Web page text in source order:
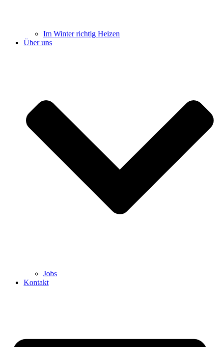
Im Winter richtig Heizen
Über uns
Jobs
Kontakt